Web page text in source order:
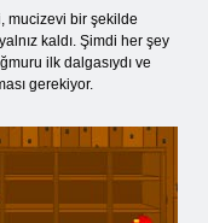
mucizevi bir şekilde
kaldı. Şimdi her şey
ilk dalgasıydı ve
gerekiyor.